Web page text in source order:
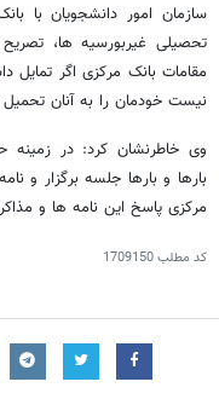
سازمان امور دانشجویان
تحصیلی غیربورسیه ها، تصریح
مقامات بانک مرکزی اگر تمایل
نیست خودمان را به آنان تحمیل
وی خاطرنشان کرد: در زمینه
بارها و بارها جلسه برگزار و
مرکزی پاسخ این نامه ها و
کد مطلب1709150